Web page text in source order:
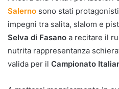
Salerno sono stati
impegni tra salita, slalom e
Selva di Fasano a recitare il
nutrita rappresentanza
valida per il Campionato